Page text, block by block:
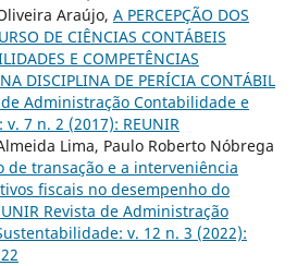
Araújo, A PERCEPÇÃO DOS
DE CIÊNCIAS CONTÁBEIS
E COMPETÊNCIAS
DISCIPLINA DE PERÍCIA CONTÁBIL
de Administração Contabilidade e
7 n. 2 (2017): REUNIR
Lima, Paulo Roberto Nóbrega
de transação e a interveniência
fiscais no desempenho do
Revista de Administração
v. 12 n. 3 (2022):